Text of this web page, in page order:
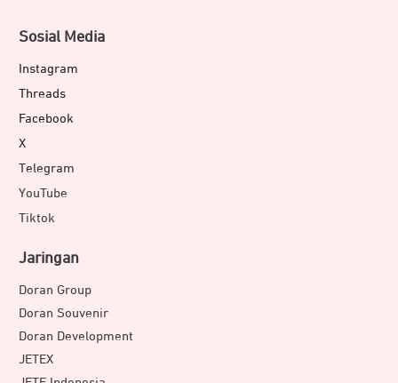
Sosial Media
Instagram
Threads
Facebook
X
Telegram
YouTube
Tiktok
Jaringan
Doran Group
Doran Souvenir
Doran Development
JETEX